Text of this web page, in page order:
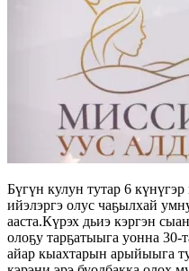
Бүгүн кулун тутар 6
ийэлэргэ олус чаҕылхай
ааста.Күрэх дьиэ кэргэн
олоҕу тарҕатыыга уонна 30-
айар кыахтарын арыйыыга